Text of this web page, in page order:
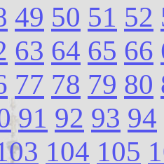
49 50 51 52
63 64 65 66
77 78 79 80
91 92 93 94
104 105